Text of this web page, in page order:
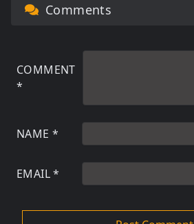
Comments
COMMENT
*
NAME *
EMAIL*